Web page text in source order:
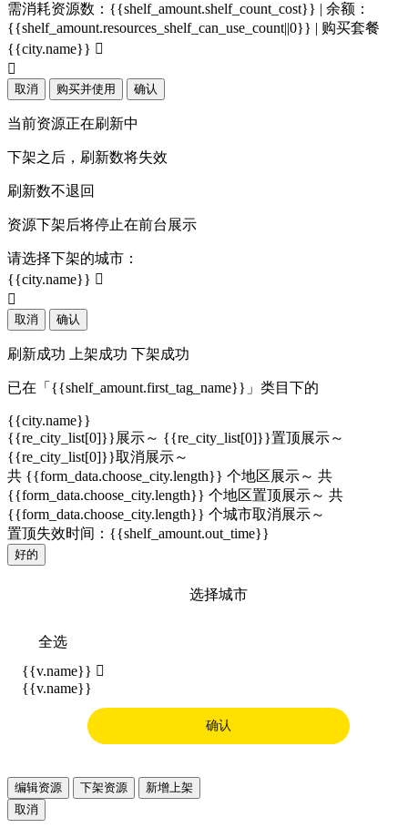
需消耗资源数：{{shelf_amount.shelf_count_cost}} | 余额：
{{shelf_amount.resources_shelf_can_use_count||0}} | 购买套餐
{{city.name}} 

取消 购买并使用 确认
当前资源正在刷新中
下架之后，刷新数将失效
刷新数不退回
资源下架后将停止在前台展示
请选择下架的城市：
{{city.name}} 

取消 确认
刷新成功 上架成功 下架成功
已在「{{shelf_amount.first_tag_name}}」类目下的
{{city.name}}
{{re_city_list[0]}}展示～ {{re_city_list[0]}}置顶展示～
{{re_city_list[0]}}取消展示～
共 {{form_data.choose_city.length}} 个地区展示～ 共
{{form_data.choose_city.length}} 个地区置顶展示～ 共
{{form_data.choose_city.length}} 个城市取消展示～
置顶失效时间：{{shelf_amount.out_time}}
好的
选择城市
全选
{{v.name}} 
{{v.name}}
确认
编辑资源 下架资源
新增上架
取消